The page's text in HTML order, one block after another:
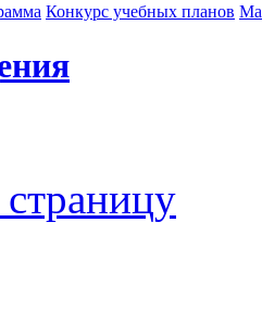
Конкурс учебных планов
страницу